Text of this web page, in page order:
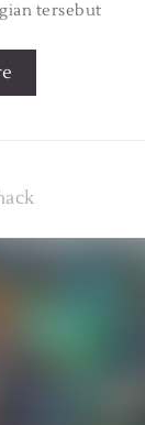
tersebut